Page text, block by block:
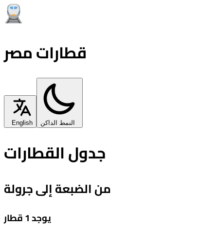
قطارات مصر
English النمط الداكن
جدول القطارات
من الضبعة إلى جرولة
يوجد 1 قطار